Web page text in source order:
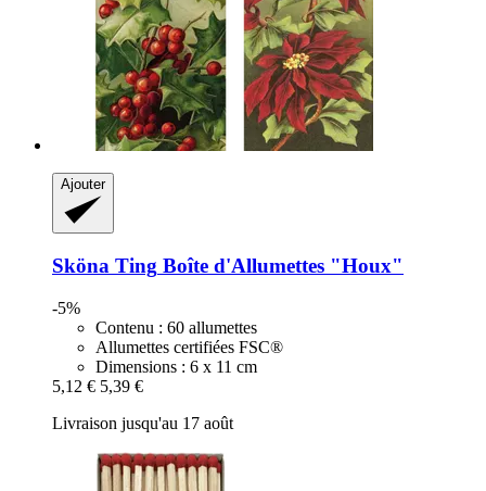
Ajouter
Sköna Ting Boîte d'Allumettes "Houx"
-5%
Contenu : 60 allumettes
Allumettes certifiées FSC®
Dimensions : 6 x 11 cm
5,12 € 5,39 €
Livraison jusqu'au 17 août